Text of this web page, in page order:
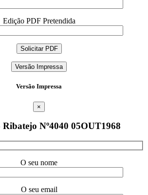
Edição PDF Pretendida
Versão Impressa
Versão Impressa
×
Nº4040 05OUT1968
O seu nome
O seu email